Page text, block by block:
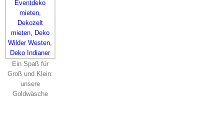
Ein Spaß für
Groß und Klein:
unsere
Goldwäsche